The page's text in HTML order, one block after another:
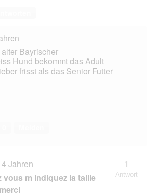
Bayrischer
Hund bekommt das Adult
frisst als das Senior Futter
Jahren
m indiquez la taille
1
Antwort